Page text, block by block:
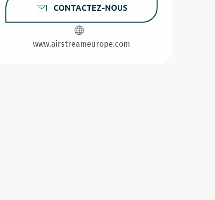
CONTACTEZ-NOUS
www.airstreameurope.com